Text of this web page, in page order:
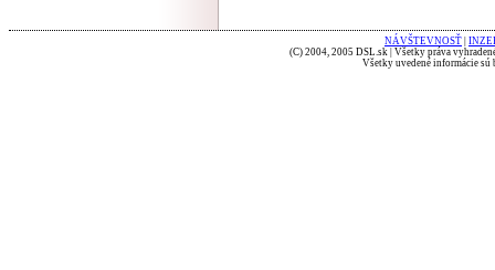
NÁVŠTEVNOSŤ
(C) 2004, 2005 DSL.sk | Všetky práva
Všetky uvedené informácie sú